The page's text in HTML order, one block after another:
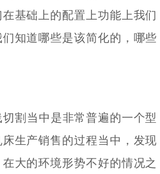
在基础上的配置上功能上我们
知道哪些是该简化的，哪些
切割当中是非常普遍的一个型
生产销售的过程当中，发现
大的环境形势不好的情况之